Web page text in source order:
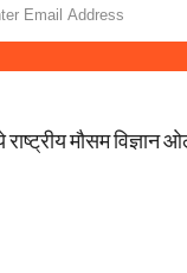
मौसम विज्ञान